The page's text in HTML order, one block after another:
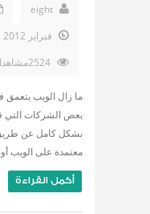
eight
فبراير 14th, 2012
ما زال الويب يتعمق
بعض الشركات التي
بشكل كامل عن
معتمدة على الويب
أكمل القراءة